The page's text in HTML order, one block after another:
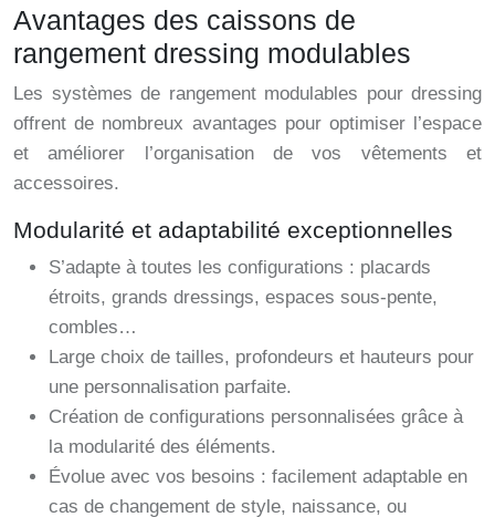
Avantages des caissons de
rangement dressing modulables
Les systèmes de rangement modulables pour dressing
offrent de nombreux avantages pour optimiser l’espace
et améliorer l’organisation de vos vêtements et
accessoires.
Modularité et adaptabilité exceptionnelles
S’adapte à toutes les configurations : placards
étroits, grands dressings, espaces sous-pente,
combles…
Large choix de tailles, profondeurs et hauteurs pour
une personnalisation parfaite.
Création de configurations personnalisées grâce à
la modularité des éléments.
Évolue avec vos besoins : facilement adaptable en
cas de changement de style, naissance, ou